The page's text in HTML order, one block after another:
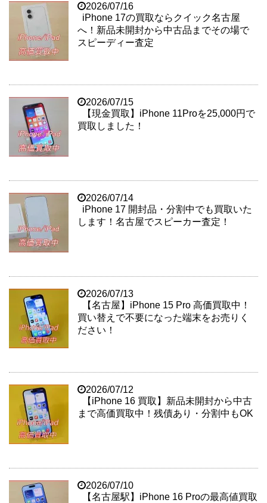
2026/07/16
iPhone 17の買取ならクイック名古屋
へ！新品未開封から中古品までその場で
スピーディー査定
2026/07/15
【現金買取】iPhone 11Proを25,000円で
買取しました！
2026/07/14
iPhone 17 開封品・分割中でも買取いた
します！名古屋でスピーカー査定！
2026/07/13
【名古屋】iPhone 15 Pro 高価買取中！
買い替えで不要になった端末をお売りく
ださい！
2026/07/12
【iPhone 16 買取】新品未開封から中古
まで高価買取中！残債あり・分割中もOK
2026/07/10
【名古屋駅】iPhone 16 Proの最高値買取